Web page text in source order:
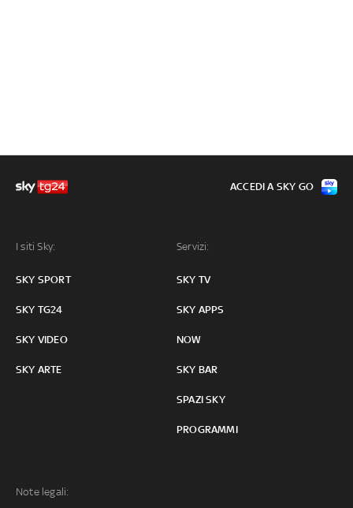
I siti Sky:
SKY SPORT
SKY TG24
SKY VIDEO
SKY ARTE
Servizi:
SKY TV
SKY APPS
NOW
SKY BAR
SPAZI SKY
PROGRAMMI
Note legali:
ACCEDI A SKY GO